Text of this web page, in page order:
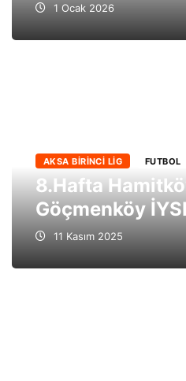
1 Ocak 2026
AKSA BIRINCI LIG FUTBOL
8.Hafta
Göçmenköy
11 Kasım 2025